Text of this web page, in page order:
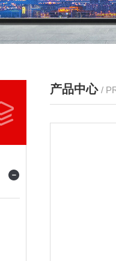
产品中心 /